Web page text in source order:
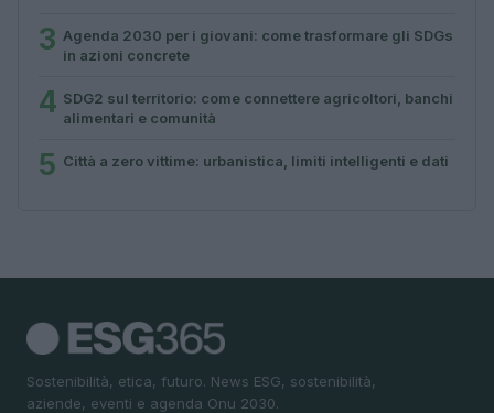
3 Agenda 2030 per i giovani: come trasformare gli SDGs
in azioni concrete
4 SDG2 sul territorio: come connettere agricoltori, banchi
alimentari e comunità
5 Città a zero vittime: urbanistica, limiti intelligenti e dati
Sostenibilità, etica, futuro. News ESG, sostenibilità,
aziende, eventi e agenda Onu 2030.